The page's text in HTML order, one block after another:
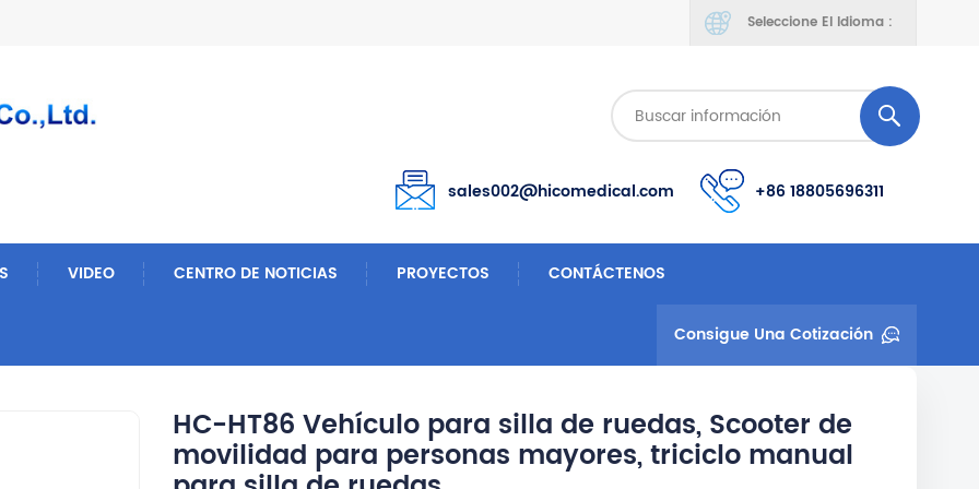
Seleccione El Idioma :
sales002@hicomedical.com +86 18805696311
VIDEO CENTRO DE NOTICIAS PROYECTOS CONTÁCTENOS
Consigue Una Cotización
HC-HT86 Vehículo para silla de ruedas, Scooter de
movilidad para personas mayores, triciclo manual